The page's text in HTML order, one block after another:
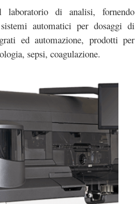
di analisi, fornendo
automatici per dosaggi di
ed automazione, prodotti per
sepsi, coagulazione.